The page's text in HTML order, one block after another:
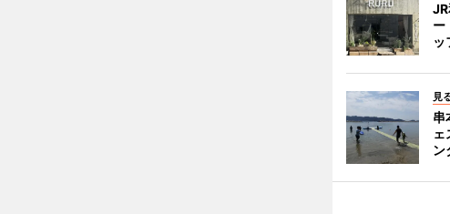
ー
ッ
見
串
ン